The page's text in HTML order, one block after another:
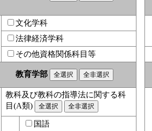
文化学科
法律経済学科
その他資格関係科目等
教育学部
教科及び教科の指導法に関する科
目(A類)
国語